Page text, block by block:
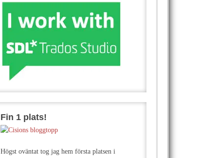
Fin 1 plats!
Högst oväntat tog jag hem första platsen i